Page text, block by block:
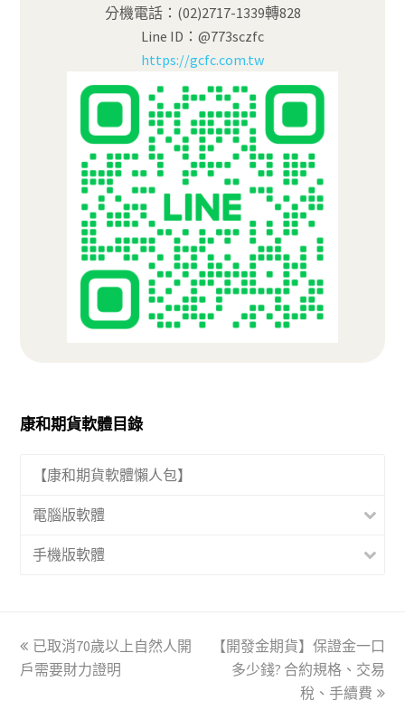
分機電話：(02)2717-1339轉828
Line ID：@773sczfc
https://gcfc.com.tw
康和期貨軟體目錄
【康和期貨軟體懶人包】
電腦版軟體
手機版軟體
上
一
已取消70歲以上自然人開
戶需要財力證明
下
【開發金期貨】保證金一口
多少錢? 合約規格、交易
稅、手續費